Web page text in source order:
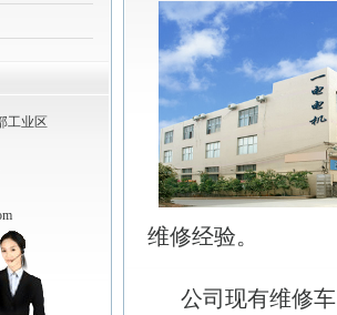
工业区
维修经验。
公司现有维修车